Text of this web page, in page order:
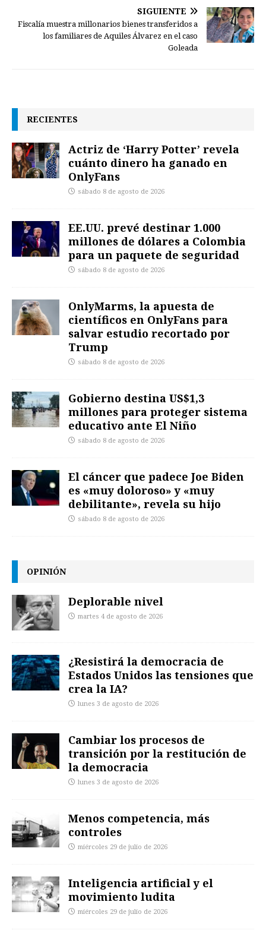
SIGUIENTE
Fiscalía muestra millonarios bienes transferidos a
los familiares de Aquiles Álvarez en el caso
Goleada
RECIENTES
Actriz de ‘Harry Potter’ revela
cuánto dinero ha ganado en
OnlyFans
sábado 8 de agosto de 2026
EE.UU. prevé destinar 1.000
millones de dólares a Colombia
para un paquete de seguridad
sábado 8 de agosto de 2026
OnlyMarms, la apuesta de
científicos en OnlyFans para
salvar estudio recortado por
Trump
sábado 8 de agosto de 2026
Gobierno destina US$1,3
millones para proteger sistema
educativo ante El Niño
sábado 8 de agosto de 2026
El cáncer que padece Joe Biden
es «muy doloroso» y «muy
debilitante», revela su hijo
sábado 8 de agosto de 2026
OPINIÓN
Deplorable nivel
martes 4 de agosto de 2026
¿Resistirá la democracia de
Estados Unidos las tensiones que
crea la IA?
lunes 3 de agosto de 2026
Cambiar los procesos de
transición por la restitución de
la democracia
lunes 3 de agosto de 2026
Menos competencia, más
controles
miércoles 29 de julio de 2026
Inteligencia artificial y el
movimiento ludita
miércoles 29 de julio de 2026